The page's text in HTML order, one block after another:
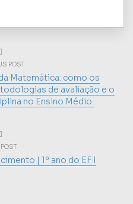
POST
Matemática: como os
de avaliação e o
no Ensino Médio.
POST
| 1º ano do EF I